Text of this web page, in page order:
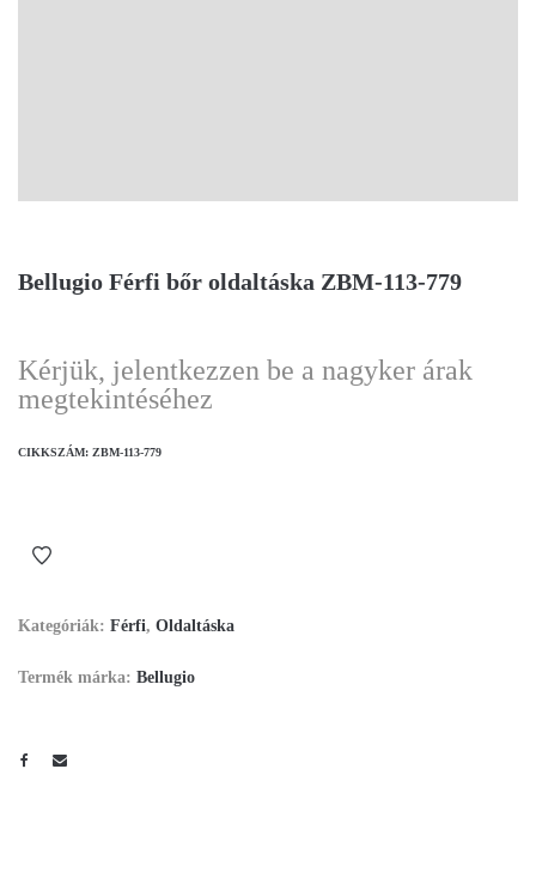
Bellugio Férfi bőr oldaltáska ZBM-113-779
Kérjük, jelentkezzen be a nagyker árak
megtekintéséhez
CIKKSZÁM: ZBM-113-779
Kategóriák: Férfi, Oldaltáska
Termék márka: Bellugio